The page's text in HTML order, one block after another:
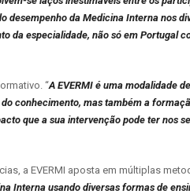
desempenho da Medicina Interna nos
da especialidade, não só em Portugal
“A EVERMI é uma modalidade
conhecimento, mas também a
que a sua intervenção pode ter nos
a EVERMI aposta em múltiplas
Interna usando diversas formas de